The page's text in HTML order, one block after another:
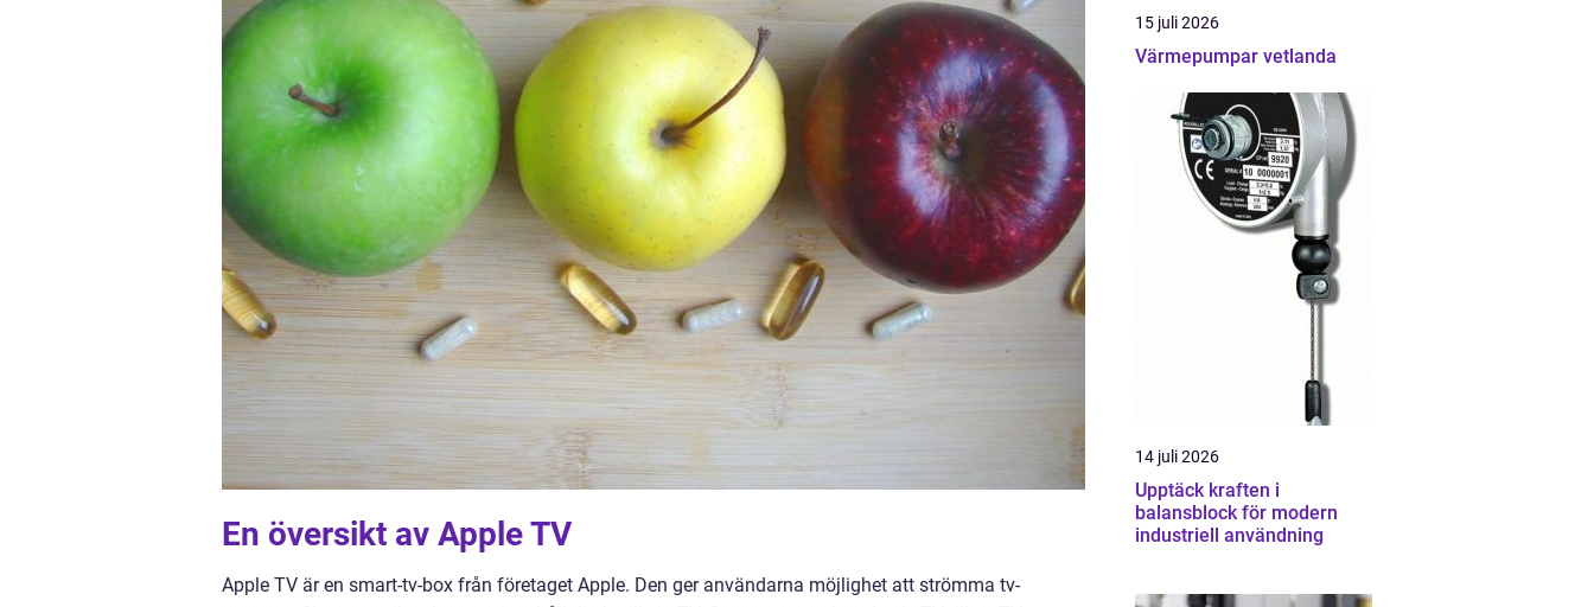
En översikt av Apple TV
Apple TV är en smart-tv-box från företaget Apple. Den ger användarna möjlighet att strömma tv-
15 juli 2026
Värmepumpar vetlanda
14 juli 2026
Upptäck kraften i
balansblock för modern
industriell användning